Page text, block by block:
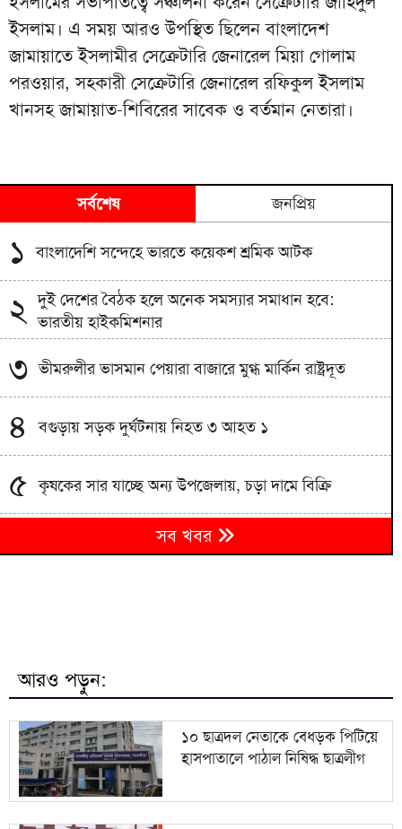
ইসলাম। এ সময় আরও উপস্থিত ছিলেন বাংলাদেশ
জামায়াতে ইসলামীর সেক্রেটারি জেনারেল মিয়া গোলাম
পরওয়ার, সহকারী সেক্রেটারি জেনারেল রফিকুল ইসলাম
খানসহ জামায়াত-শিবিরের সাবেক ও বর্তমান নেতারা।
সর্বশেষ জনপ্রিয়
১ বাংলাদেশি সন্দেহে ভারতে কয়েকশ শ্রমিক আটক
২
দুই দেশের বৈঠক হলে অনেক সমস্যার সমাধান হবে:
ভারতীয় হাইকমিশনার
৩ ভীমরুলীর ভাসমান পেয়ারা বাজারে মুগ্ধ মার্কিন রাষ্ট্রদূত
৪ বগুড়ায় সড়ক দুর্ঘটনায় নিহত ৩ আহত ১
৫ কৃষকের সার যাচ্ছে অন্য উপজেলায়, চড়া দামে বিক্রি
মাদ্রাসার ছাত্র ইয়াসিনের মৃত্যুর প্রতিবাদে ঢাকা-ময়মনসিংহ
মহাসড়ক অবরোধ
জনগোষ্ঠী: তথ্য ও সম্প্রচারমন্ত্রী
৯ যুক্তরাষ্ট্রের ভিসা নিয়ে বড় দুঃসংবাদ
১০ কম বয়সেই বন্ধ্যাত্বের ঝুঁকি? নারীদের যে ৩ লক্ষণ
অবহেলা নয়
সব খবর
আরও পড়ুন:
১০ ছাত্রদল নেতাকে বেধড়ক পিটিয়ে
হাসপাতালে পাঠাল নিষিদ্ধ ছাত্রলীগ